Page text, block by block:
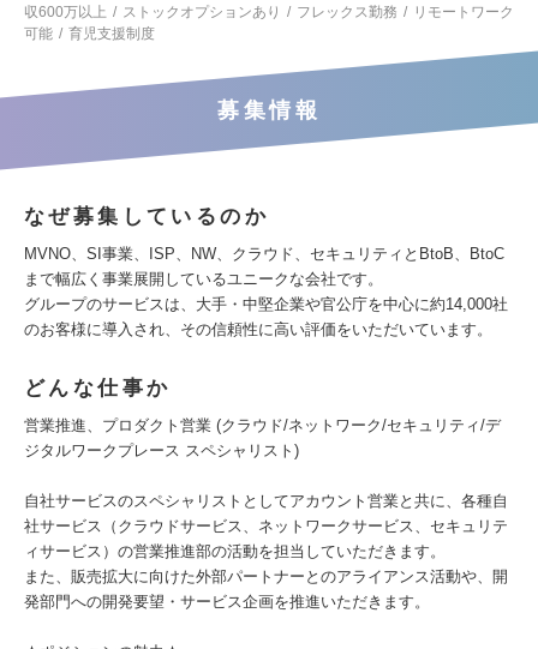
収600万以上
ストックオプションあり フレックス勤務
リモートワーク
可能
育児支援制度
募集情報
なぜ募集しているのか
MVNO、SI事業、ISP、NW、クラウド、セキュリティとBtoB、BtoC
まで幅広く事業展開しているユニークな会社です。
グループのサービスは、大手・中堅企業や官公庁を中心に約14,000社
のお客様に導入され、その信頼性に高い評価をいただいています。
どんな仕事か
営業推進、プロダクト営業 (クラウド/ネットワーク/セキュリティ/デ
ジタルワークプレース スペシャリスト)
自社サービスのスペシャリストとしてアカウント営業と共に、各種自
社サービス（クラウドサービス、ネットワークサービス、セキュリテ
ィサービス）の営業推進部の活動を担当していただきます。
また、販売拡大に向けた外部パートナーとのアライアンス活動や、開
発部門への開発要望・サービス企画を推進いただきます。